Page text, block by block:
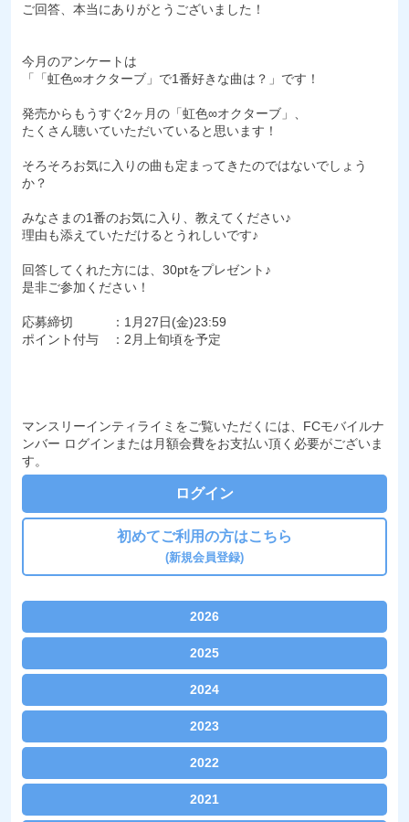
ご回答、本当にありがとうございました！
今月のアンケートは
「「虹色∞オクターブ」で1番好きな曲は？」です！
発売からもうすぐ2ヶ月の「虹色∞オクターブ」、
たくさん聴いていただいていると思います！
そろそろお気に入りの曲も定まってきたのではないでしょう
か？
みなさまの1番のお気に入り、教えてください♪
理由も添えていただけるとうれしいです♪
回答してくれた方には、30ptをプレゼント♪
是非ご参加ください！
応募締切 ：1月27日(金)23:59
ポイント付与 ：2月上旬頃を予定
マンスリーインティライミをご覧いただくには、FCモバイルナ
ンバー ログインまたは月額会費をお支払い頂く必要がございま
す。
ログイン
初めてご利用の方はこちら
(新規会員登録)
2026
『アンケートあれこれ!!2026年7月』
『アンケートあれこれ!!2026年6月』
『アンケートあれこれ!!2026年5月』
『アンケートあれこれ!!2026年4月』
『アンケートあれこれ!!2026年3月』
2025
『アンケートあれこれ!!2025年12月』
『アンケートあれこれ!!2025年11月』
『アンケートあれこれ!!2025年10月』
『アンケートあれこれ!!2025年9月』
2024
『アンケートあれこれ!!2024年12月』
『アンケートあれこれ!!2024年11月』
『アンケートあれこれ!!2024年10月』
2023
『アンケートあれこれ!!2023年12月』
『アンケートあれこれ!!2023年11月』
2022
『アンケートあれこれ!!2022年12月』
2021